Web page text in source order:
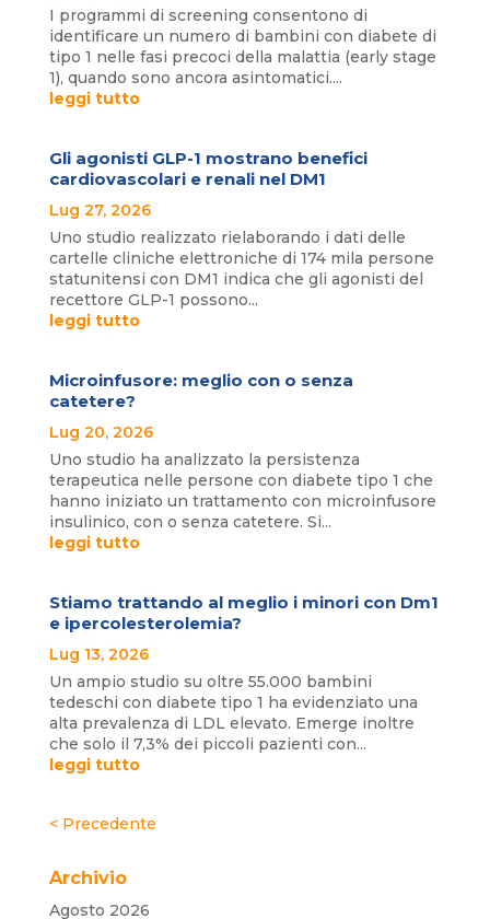
I programmi di screening consentono di
identificare un numero di bambini con diabete di
tipo 1 nelle fasi precoci della malattia (early stage
1), quando sono ancora asintomatici....
leggi tutto
Gli agonisti GLP-1 mostrano benefici
cardiovascolari e renali nel DM1
Lug 27, 2026
Uno studio realizzato rielaborando i dati delle
cartelle cliniche elettroniche di 174 mila persone
statunitensi con DM1 indica che gli agonisti del
recettore GLP-1 possono...
leggi tutto
Microinfusore: meglio con o senza
catetere?
Lug 20, 2026
Uno studio ha analizzato la persistenza
terapeutica nelle persone con diabete tipo 1 che
hanno iniziato un trattamento con microinfusore
insulinico, con o senza catetere. Si...
leggi tutto
Stiamo trattando al meglio i minori con Dm1
e ipercolesterolemia?
Lug 13, 2026
Un ampio studio su oltre 55.000 bambini
tedeschi con diabete tipo 1 ha evidenziato una
alta prevalenza di LDL elevato. Emerge inoltre
che solo il 7,3% dei piccoli pazienti con...
leggi tutto
Archivio
Agosto 2026